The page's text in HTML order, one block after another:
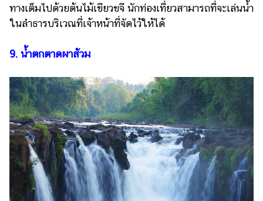
ทางเต็มไปด้วยต้นไม้เขียวขจี นักท่องเที่ยวสามารถที่จะเล่นน้ำ
ในลำธารบริเวณที่เจ้าหน้าที่จัดไว้ให้ได้
9. น้ำตกตาดผาส้วม